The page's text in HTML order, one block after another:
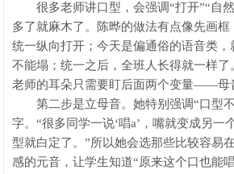
很多老师讲口型，会强调“打开”“自
多了就麻木了。陈晔的做法有点像先画
统一纵向打开；今天是偏通俗的语音类，
不能塌；统一之后，全班人长得就一样了
老师的耳朵只需要盯后面两个变量——母
第二步是立母音。她特别强调“口型
字。“很多同学一说‘唱a’，嘴就变成另一
型就白定了。”所以她会选那些比较容易
感的元音，让学生知道“原来这个口也能